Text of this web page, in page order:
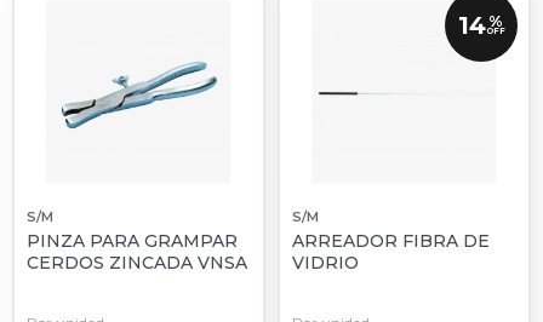
S/M
PINZA PARA GRAMPAR
CERDOS ZINCADA VNSA
14 %
OFF
S/M
ARREADOR FIBRA DE
VIDRIO